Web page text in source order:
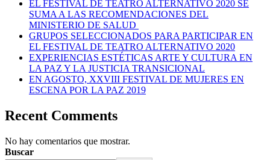
EL FESTIVAL DE TEATRO ALTERNATIVO 2020 SE
SUMA A LAS RECOMENDACIONES DEL
MINISTERIO DE SALUD
GRUPOS SELECCIONADOS PARA PARTICIPAR EN
EL FESTIVAL DE TEATRO ALTERNATIVO 2020
EXPERIENCIAS ESTÉTICAS ARTE Y CULTURA EN
LA PAZ Y LA JUSTICIA TRANSICIONAL
EN AGOSTO, XXVIII FESTIVAL DE MUJERES EN
ESCENA POR LA PAZ 2019
Recent Comments
No hay comentarios que mostrar.
Buscar